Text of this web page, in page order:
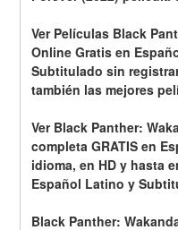
Ver Películas Black
Online Gratis en
Subtitulado sin
también las mejores
Ver Black Panther:
completa GRATIS en
idioma, en HD y hasta
Español Latino y
Black Panther: